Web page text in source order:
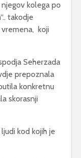
kolega po
takodje
koji
Seherzada
prepoznala
konkretnu
skorasnji
kod kojih je